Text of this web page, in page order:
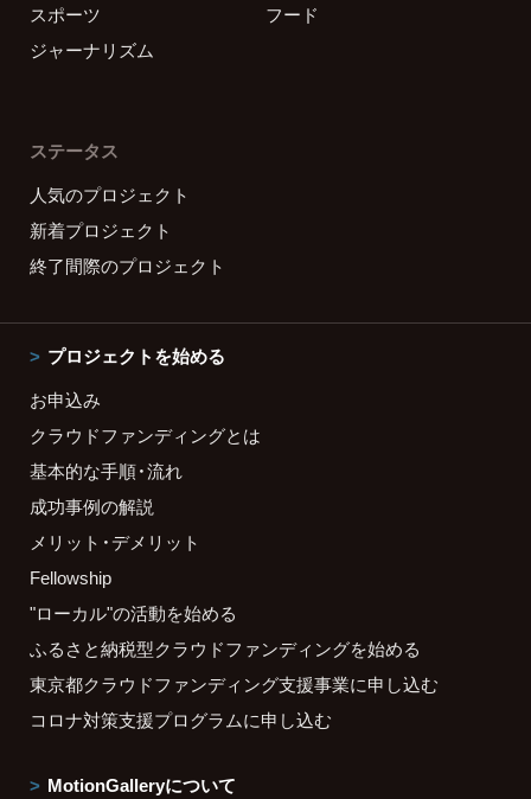
スポーツ
フード
ジャーナリズム
ステータス
人気のプロジェクト
新着プロジェクト
終了間際のプロジェクト
プロジェクトを始める
お申込み
クラウドファンディングとは
基本的な手順・流れ
成功事例の解説
メリット・デメリット
Fellowship
"ローカル"の活動を始める
ふるさと納税型クラウドファンディングを始める
東京都クラウドファンディング支援事業に申し込む
コロナ対策支援プログラムに申し込む
MotionGalleryについて